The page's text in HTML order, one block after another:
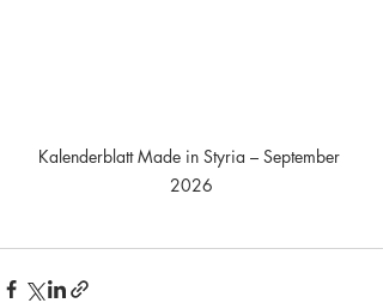
Kalenderblatt Made in Styria – September
2026